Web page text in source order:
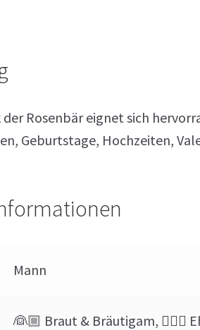
der Rosenbär eignet sich
Geburtstage, Hochzeiten,
Mann
👰🏼 Braut & Bräutigam, 🙋🏼‍♀️